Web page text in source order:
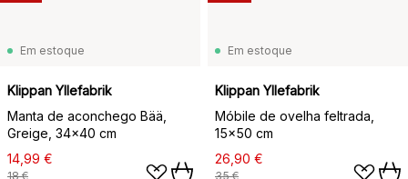
Em estoque
Klippan Yllefabrik
Manta de aconchego Bää,
Greige, 34x40 cm
14,99 €
18 €
Em estoque
Klippan Yllefabrik
Móbile de ovelha feltrada,
15x50 cm
26,90 €
35 €